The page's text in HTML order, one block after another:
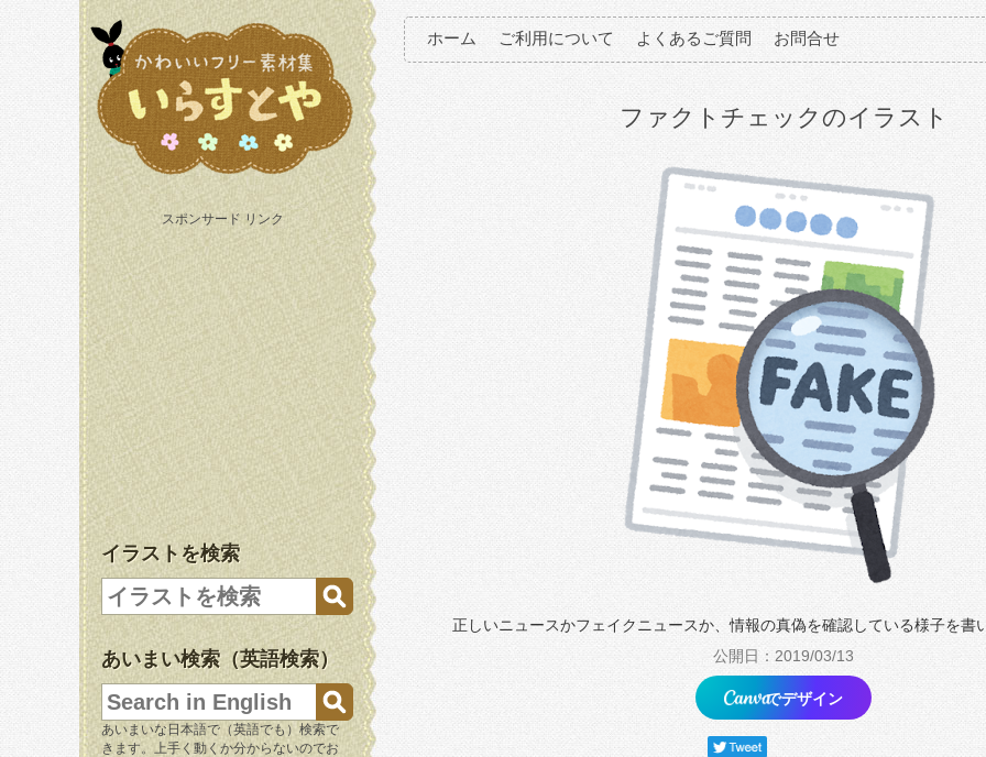
スポンサード リンク
イラストを検索
あいまい検索（英語検索）
あいまいな日本語で（英語でも）検索で
きます。上手く動くか分からないのでお
ホーム ご利用について よくあるご質問 お問合せ
ファクトチェックのイラスト
正しいニュースかフェイクニュースか、情報の真偽を確認している様子を書
公開日：2019/03/13
でデザイン